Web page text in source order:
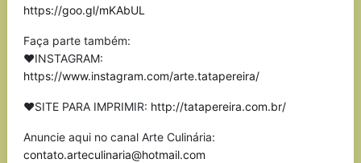
https://goo.gl/mKAbUL
Faça parte também:
❤INSTAGRAM:
https://www.instagram.com/arte.tatapereira/
❤SITE PARA IMPRIMIR: http://tatapereira.com.br/
Anuncie aqui no canal Arte Culinária:
contato.arteculinaria@hotmail.com